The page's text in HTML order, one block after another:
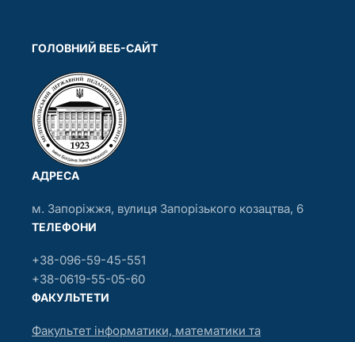
ГОЛОВНИЙ ВЕБ-САЙТ
АДРЕСА
м. Запоріжжя, вулиця Запорізького козацтва, 6
ТЕЛЕФОНИ
+38-096-59-45-551
+38-0619-55-05-60
ФАКУЛЬТЕТИ
Факультет інформатики, математики та